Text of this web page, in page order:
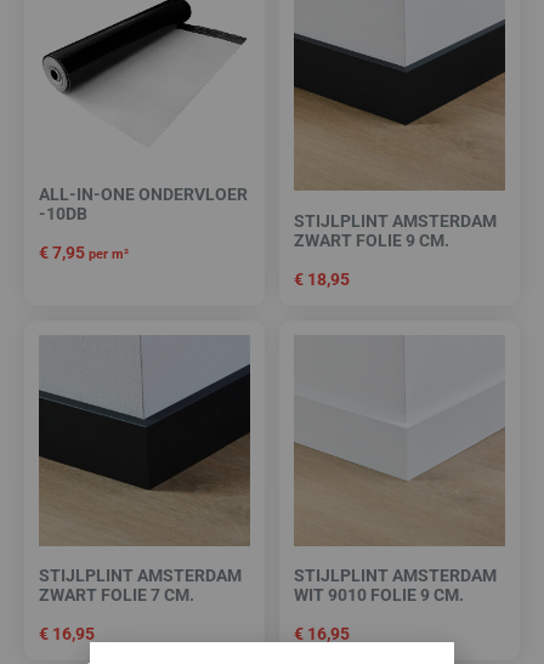
ALL-IN-ONE ONDERVLOER
-10DB
€7,95 per m²
STIJLPLINT AMSTERDAM
ZWART FOLIE 9 CM.
€ 18,95
STIJLPLINT AMSTERDAM
ZWART FOLIE 7 CM.
€ 16,95
STIJLPLINT AMSTERDAM
WIT 9010 FOLIE 9 CM.
€ 16,95